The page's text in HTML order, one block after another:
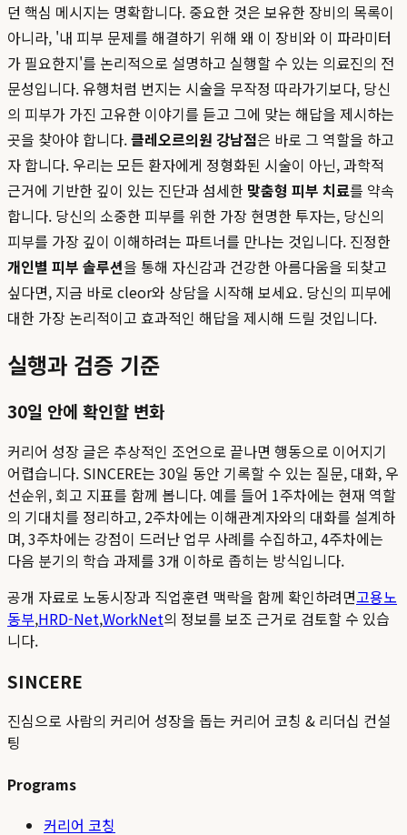
던 핵심 메시지는 명확합니다. 중요한 것은 보유한 장비의 목록이
아니라, '내 피부 문제를 해결하기 위해 왜 이 장비와 이 파라미터
가 필요한지'를 논리적으로 설명하고 실행할 수 있는 의료진의 전
문성입니다. 유행처럼 번지는 시술을 무작정 따라가기보다, 당신
의 피부가 가진 고유한 이야기를 듣고 그에 맞는 해답을 제시하는
곳을 찾아야 합니다.클레오르의원 강남점은 바로 그 역할을 하고
자 합니다. 우리는 모든 환자에게 정형화된 시술이 아닌, 과학적
근거에 기반한 깊이 있는 진단과 섬세한 맞춤형 피부 치료를 약속
합니다. 당신의 소중한 피부를 위한 가장 현명한 투자는, 당신의
피부를 가장 깊이 이해하려는 파트너를 만나는 것입니다. 진정한
개인별 피부 솔루션을 통해 자신감과 건강한 아름다움을 되찾고
싶다면, 지금 바로 cleor와 상담을 시작해 보세요. 당신의 피부에
대한 가장 논리적이고 효과적인 해답을 제시해 드릴 것입니다.
실행과 검증 기준
30일 안에 확인할 변화
커리어 성장 글은 추상적인 조언으로 끝나면 행동으로 이어지기
어렵습니다. SINCERE는 30일 동안 기록할 수 있는 질문, 대화, 우
선순위, 회고 지표를 함께 봅니다. 예를 들어 1주차에는 현재 역할
의 기대치를 정리하고, 2주차에는 이해관계자와의 대화를 설계하
며, 3주차에는 강점이 드러난 업무 사례를 수집하고, 4주차에는
다음 분기의 학습 과제를 3개 이하로 좁히는 방식입니다.
공개 자료로 노동시장과 직업훈련 맥락을 함께 확인하려면고용노
동부,HRD-Net,WorkNet의 정보를 보조 근거로 검토할 수 있습
니다.
SINCERE
진심으로 사람의 커리어 성장을 돕는 커리어 코칭 & 리더십 컨설
팅
Programs
커리어 코칭